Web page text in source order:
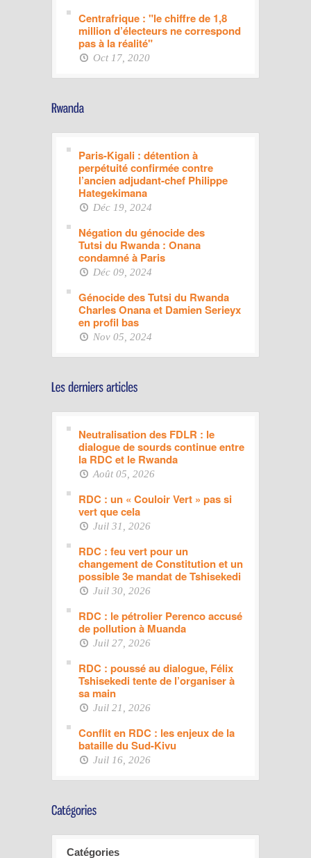
Centrafrique : "le chiffre de 1,8
million d’électeurs ne correspond
pas à la réalité"
Oct 17, 2020
Paris-Kigali : détention à
perpétuité confirmée contre
l’ancien adjudant-chef Philippe
Hategekimana
Déc 19, 2024
Négation du génocide des
Tutsi du Rwanda : Onana
condamné à Paris
Déc 09, 2024
Génocide des Tutsi du Rwanda
Charles Onana et Damien Serieyx
en profil bas
Nov 05, 2024
Neutralisation des FDLR : le
dialogue de sourds continue entre
la RDC et le Rwanda
Août 05, 2026
RDC : un « Couloir Vert » pas si
vert que cela
Juil 31, 2026
RDC : feu vert pour un
changement de Constitution et un
possible 3e mandat de Tshisekedi
Juil 30, 2026
RDC : le pétrolier Perenco accusé
de pollution à Muanda
Juil 27, 2026
RDC : poussé au dialogue, Félix
Tshisekedi tente de l’organiser à
sa main
Juil 21, 2026
Conflit en RDC : les enjeux de la
bataille du Sud-Kivu
Juil 16, 2026
Catégories